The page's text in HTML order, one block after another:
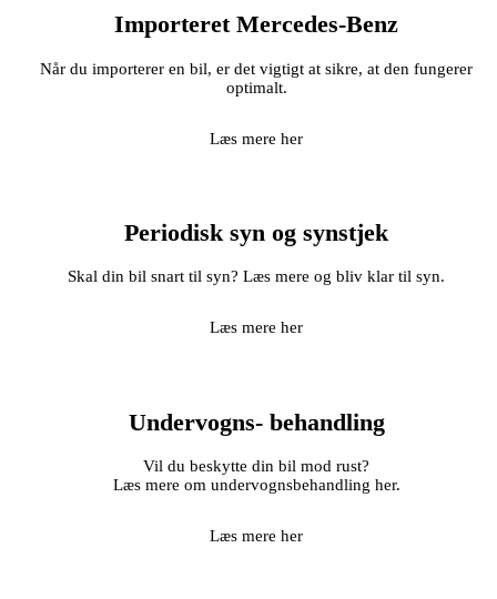
Importeret Mercedes-Benz
Når du importerer en bil, er det vigtigt at sikre, at den fungerer
optimalt.
Læs mere her
Periodisk syn og synstjek
Skal din bil snart til syn? Læs mere og bliv klar til syn.
Læs mere her
Undervogns- behandling
Vil du beskytte din bil mod rust?
Læs mere om undervognsbehandling her.
Læs mere her